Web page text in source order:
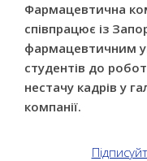
Фармацевтична
співпрацює із
фармацевтичним
студентів до
нестачу кадрів у
компанії.